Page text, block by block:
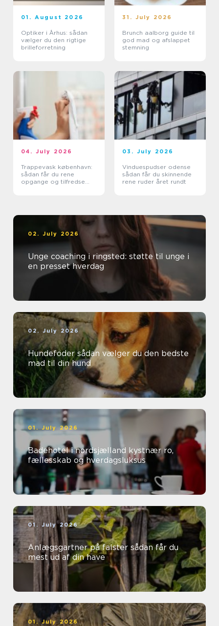
01. August 2026
Optiker i Århus: sådan
vælger du den rigtige
brilleforretning
31. July 2026
Brunch aalborg guide til
god mad og afslappet
stemning
04. July 2026
Trappevask københavn:
sådan får du rene
opgange og tilfredse
03. July 2026
Vinduespudser odense
sådan får du skinnende
rene ruder året rundt
02. July 2026
Unge coaching i ringsted: støtte til unge i
en presset hverdag
02. July 2026
Hundefoder sådan vælger du den bedste
mad til din hund
01. July 2026
Badehotel i nordsjælland kystnær ro,
fællesskab og hverdagsluksus
01. July 2026
Anlægsgartner på falster sådan får du
mest ud af din have
01. July 2026